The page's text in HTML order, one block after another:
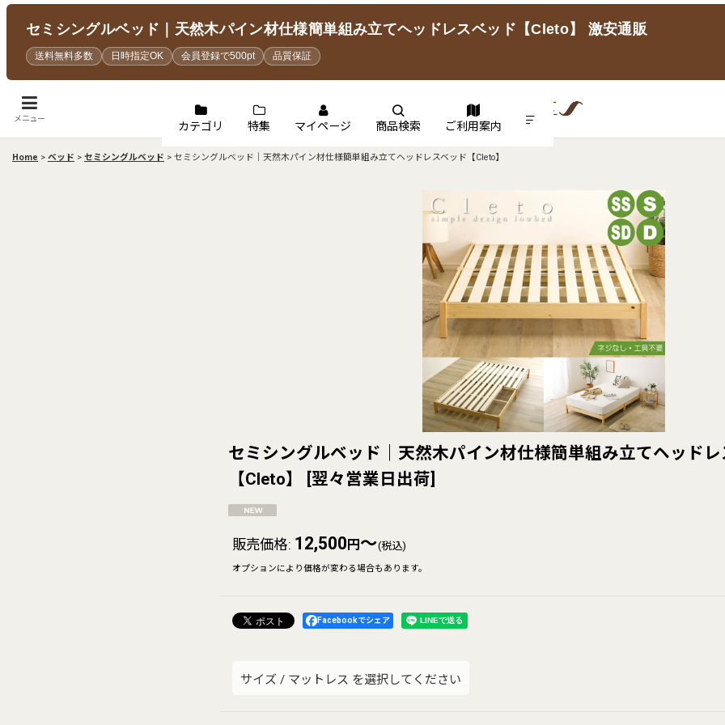
セミシングルベッド｜天然木パイン材仕様簡単組み立てヘッドレスベッド【Cleto】 激安通販
送料無料多数 日時指定OK 会員登録で500pt 品質保証
メニュー
カテゴリ 特集 マイページ 商品検索 ご利用案内
Home > ベッド > セミシングルベッド > セミシングルベッド｜天然木パイン材仕様簡単組み立てヘッドレスベッド【Cleto】
セミシングルベッド｜天然木パイン材仕様簡単組み立てヘッド
【Cleto】
[翌々営業日出荷]
販売価格: 12,500 円 ～(税込)
オプションにより価格が変わる場合もあります。
Facebookでシェア
サイズ / マットレス を選択してください